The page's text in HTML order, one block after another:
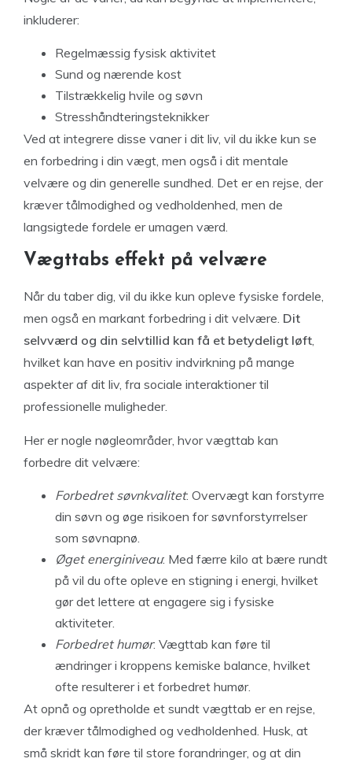
inkluderer:
Regelmæssig fysisk aktivitet
Sund og nærende kost
Tilstrækkelig hvile og søvn
Stresshåndteringsteknikker
Ved at integrere disse vaner i dit liv, vil du ikke kun se
en forbedring i din vægt, men også i dit mentale
velvære og din generelle sundhed. Det er en rejse, der
kræver tålmodighed og vedholdenhed, men de
langsigtede fordele er umagen værd.
Vægttabs effekt på velvære
Når du taber dig, vil du ikke kun opleve fysiske fordele,
men også en markant forbedring i dit velvære. Dit
selvværd og din selvtillid kan få et betydeligt løft,
hvilket kan have en positiv indvirkning på mange
aspekter af dit liv, fra sociale interaktioner til
professionelle muligheder.
Her er nogle nøgleområder, hvor vægttab kan
forbedre dit velvære:
Forbedret søvnkvalitet: Overvægt kan forstyrre
din søvn og øge risikoen for søvnforstyrrelser
som søvnapnø.
Øget energiniveau: Med færre kilo at bære rundt
på vil du ofte opleve en stigning i energi, hvilket
gør det lettere at engagere sig i fysiske
aktiviteter.
Forbedret humør: Vægttab kan føre til
ændringer i kroppens kemiske balance, hvilket
ofte resulterer i et forbedret humør.
At opnå og opretholde et sundt vægttab er en rejse,
der kræver tålmodighed og vedholdenhed. Husk, at
små skridt kan føre til store forandringer, og at din